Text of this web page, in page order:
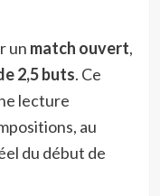
un match ouvert,
2,5 buts. Ce
lecture
au
du début de